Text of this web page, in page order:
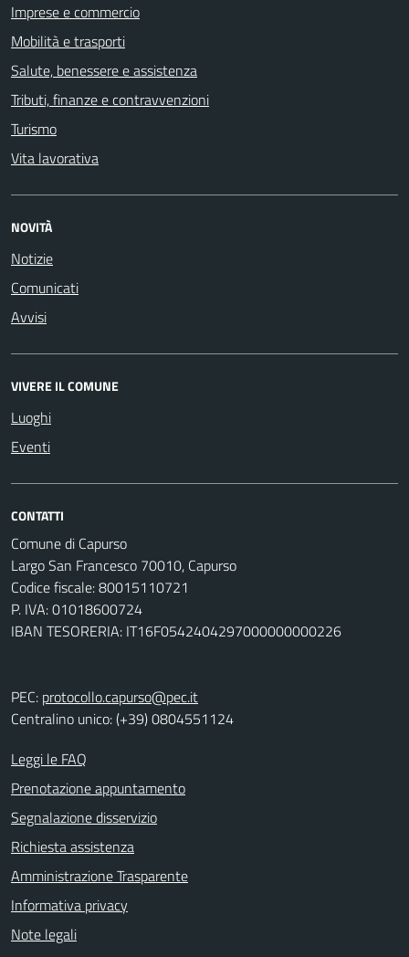
Imprese e commercio
Mobilità e trasporti
Salute, benessere e assistenza
Tributi, finanze e contravvenzioni
Turismo
Vita lavorativa
NOVITÀ
Notizie
Comunicati
Avvisi
VIVERE IL COMUNE
Luoghi
Eventi
CONTATTI
Comune di Capurso
Largo San Francesco 70010, Capurso
Codice fiscale: 80015110721
P. IVA: 01018600724
IBAN TESORERIA: IT16F0542404297000000000226
PEC: protocollo.capurso@pec.it
Centralino unico: (+39) 0804551124
Leggi le FAQ
Prenotazione appuntamento
Segnalazione disservizio
Richiesta assistenza
Amministrazione Trasparente
Informativa privacy
Note legali